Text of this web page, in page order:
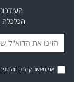
הכלכלה
אני מאשר קבלת